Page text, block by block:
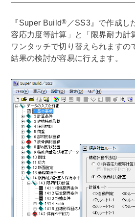
『Super Build® ／SS3』で作成し
容応力度等計算」と「限界耐力計
ワンタッチで切り替えられますの
結果の検討が容易に行えます。